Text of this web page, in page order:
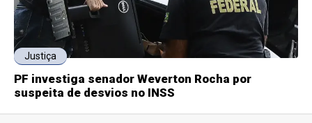
Justiça
PF investiga senador Weverton Rocha por
suspeita de desvios no INSS